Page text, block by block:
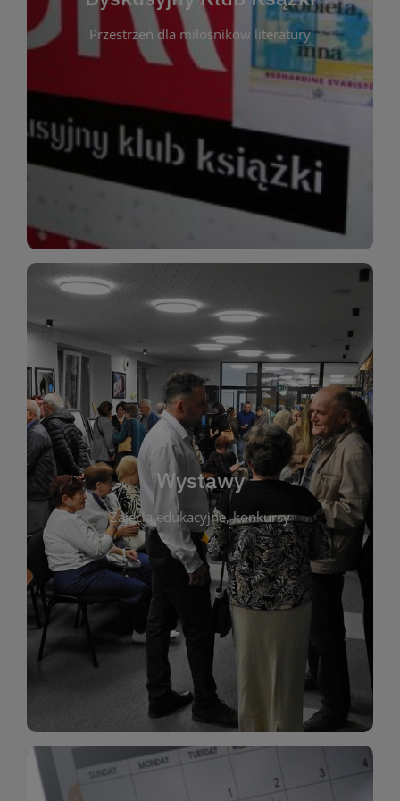
Przestrzeń dla miłośników literatury
Dyskusyjny Klub Ksążki
Dyskusyjny Klub Książki to przestrzeń dla
miłośników literatury, którzy lubią dzielić się
opiniami i emocjami po lekturze. Spotykamy się
regularnie, by rozmawiać o wybranych tytułach z
różnych gatunków literackich. Każde spotkanie to
okazja do inspirującej dyskusji, wymiany
Wystawy
Zajęcia edukacyjne, konkursy
Wystawy
Biblioteka organizuje prezentujące zarówno
sztukę lokalnych twórców, jak i zbiory tematyczne.
W tej sekcji znajdziesz informacje o aktualnych
ekspozycjach oraz archiwum wystaw z
poprzednich lat. Prezentowane prace obejmują
malarstwo, fotografię, rękodzieło i inne formy
artystyczne. Każda wystawa to wyjątkowa okazja
do kontaktu z kulturą i sztuką w przestrzeni
biblioteki. Serdecznie zapraszamy wszystkich
miłośników estetycznych doznań!
WIĘCEJ